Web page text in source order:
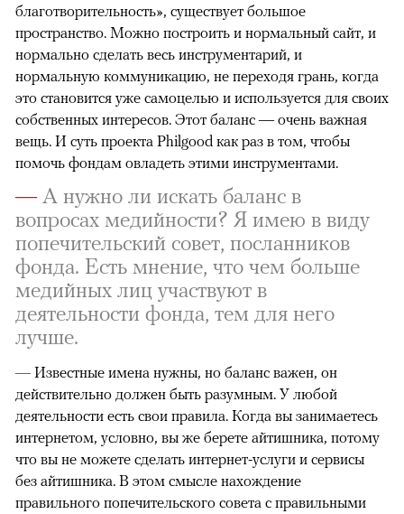
благотворительность», существует большое
пространство. Можно построить и нормальный сайт, и
нормально сделать весь инструментарий, и
нормальную коммуникацию, не переходя грань, когда
это становится уже самоцелью и используется для своих
собственных интересов. Этот баланс — очень важная
вещь. И суть проекта Philgood как раз в том, чтобы
помочь фондам овладеть этими инструментами.
—А нужно ли искать баланс в
вопросах медийности? Я имею в виду
попечительский совет, посланников
фонда. Есть мнение, что чем больше
медийных лиц участвуют в
деятельности фонда, тем для него
лучше.
— Известные имена нужны, но баланс важен, он
действительно должен быть разумным. У любой
деятельности есть свои правила. Когда вы занимаетесь
интернетом, условно, вы же берете айтишника, потому
что вы не можете сделать интернет-услуги и сервисы
без айтишника. В этом смысле нахождение
правильного попечительского совета с правильными